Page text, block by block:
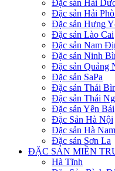
Đặc sản Hải
Đặc sản Hải
Đặc sản Hưng
Đặc sản Lào Cai
Đặc sản Nam
Đặc sản Ninh
Đặc sản Quảng
Đặc sản SaPa
Đặc sản Thái
Đặc sản Thái
Đặc sản Yên Bái
Đặc Sản Hà Nội
Đặc sản Hà Nam
Đặc sản Sơn La
ĐẶC SẢN MIỀN
Hà Tĩnh